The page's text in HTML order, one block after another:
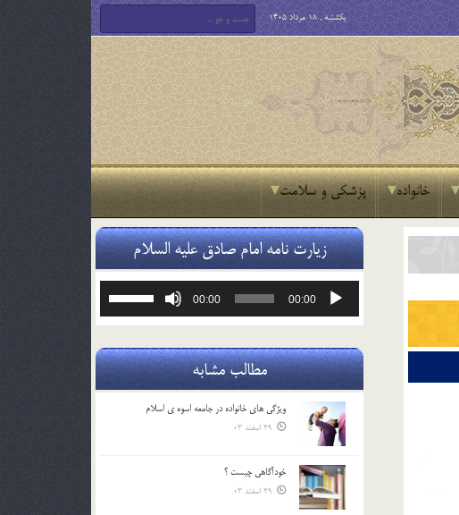
یکشنبه , 18 مرداد 1405
خانواده پزشکی و سلامت
زیارت نامه امام صادق علیه السلام
پخش‌کننده
00:00
00:00
یا
صدا
کلیدهای
مطالب مشابه
ويژگي هاي خانواده در جامعه اسوه ي اسلام
29 اسفند 03
خودآگاهى چيست ؟
29 اسفند 03